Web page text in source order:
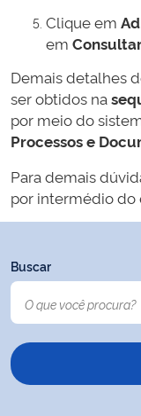
Clique em
em
Demais detalhes
ser obtidos na
por meio do
Processos e
Para demais
por intermédio do
Buscar